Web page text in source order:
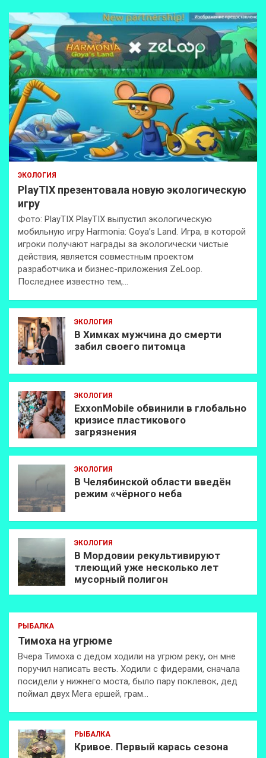
ЭКОЛОГИЯ
PlayTIX презентовала новую экологическую
игру
Фото: PlayTIX PlayTIX выпустил экологическую
мобильную игру Harmonia: Goya’s Land. Игра, в которой
игроки получают награды за экологически чистые
действия, является совместным проектом
разработчика и бизнес-приложения ZeLoop.
Последнее известно тем,…
ЭКОЛОГИЯ
В Химках мужчина до смерти
забил своего питомца
ЭКОЛОГИЯ
ExxonMobilе обвинили в глобально
кризисе пластикового
загрязнения
ЭКОЛОГИЯ
В Челябинской области введён
режим «чёрного неба
ЭКОЛОГИЯ
В Мордовии рекультивируют
тлеющий уже несколько лет
мусорный полигон
РЫБАЛКА
Тимоха на угрюме
Вчера Тимоха с дедом ходили на угрюм реку, он мне
поручил написать весть. Ходили с фидерами, сначала
посидели у нижнего моста, было пару поклевок, дед
поймал двух Мега ершей, грам…
РЫБАЛКА
Кривое. Первый карась сезона